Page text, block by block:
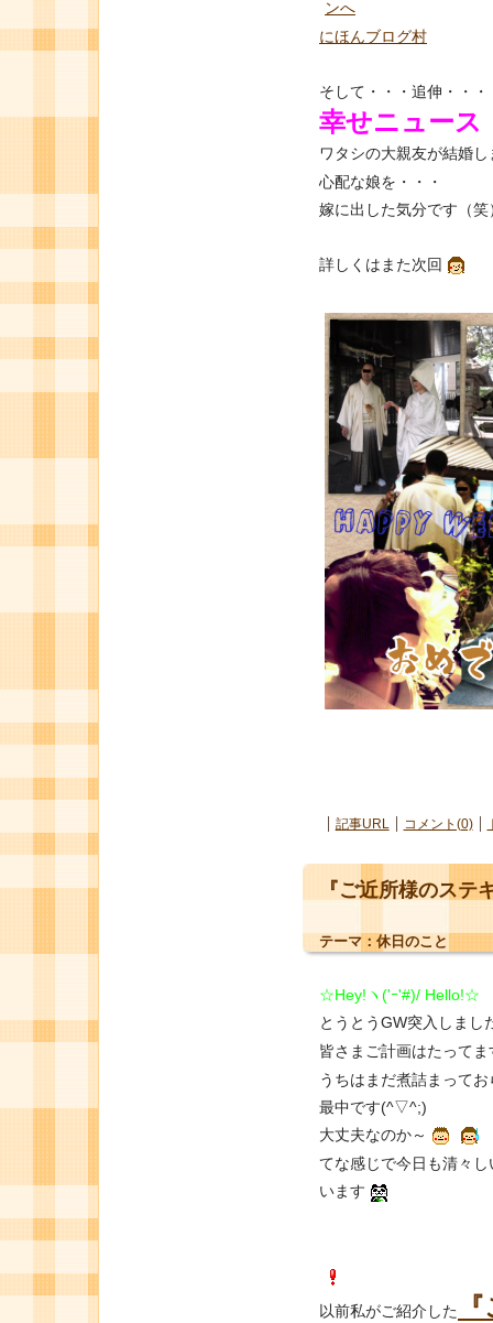
にほんブログ村
そして・・・追伸・・・
幸せニュース
ワタシの大親友が結婚し
心配な娘を・・・
嫁に出した気分です（笑
詳しくはまた次回
記事URL コメント(0)
『ご近所様のステ
テーマ： 休日のこと
☆Hey!ヽ('ｰ'#)/ Hello!☆
とうとうGW突入しまし
皆さまご計画はたってま
うちはまだ煮詰まって
最中です(^▽^;)
大丈夫なのか～
てな感じで今日も清々
います
以前私がご紹介した